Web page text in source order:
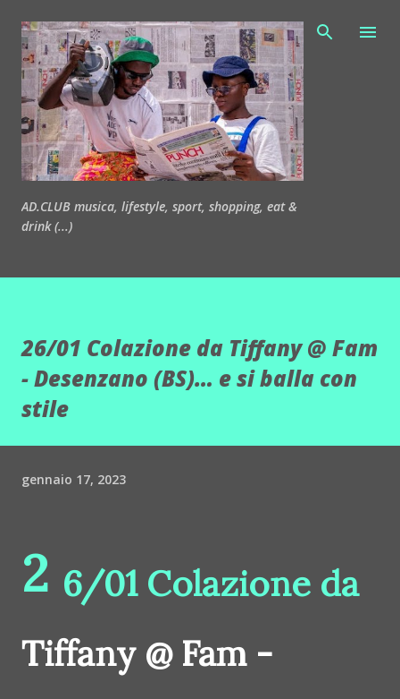
Passa ai contenuti principali
AD.CLUB musica, lifestyle, sport, shopping, eat &
drink (...)
26/01 Colazione da Tiffany @ Fam
- Desenzano (BS)… e si balla con
stile
gennaio 17, 2023
2 6/01 Colazione da
Tiffany @ Fam -